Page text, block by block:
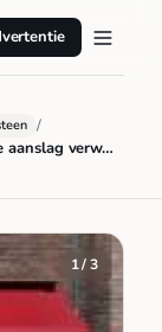
/
aanslag verw…
1 / 3